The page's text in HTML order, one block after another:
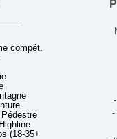
compét.
(18-35+ ans)
-